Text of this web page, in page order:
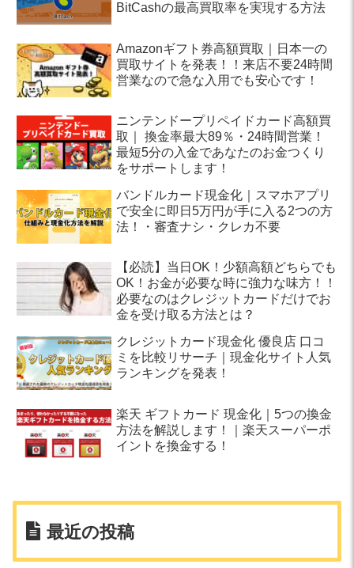
BitCashの最高買取率を実現する方法
Amazonギフト券高額買取｜日本一の
買取サイトを発表！！来店不要24時間
営業なので急な入用でも安心です！
ニンテンドープリペイドカード高額買
取｜ 換金率最大89％・24時間営業！
最短5分の入金であなたのお金つくり
をサポートします！
バンドルカード現金化｜スマホアプリ
で安全に即日5万円が手に入る2つの方
法！・審査ナシ・クレカ不要
【必読】当日OK！少額高額どちらでも
OK！お金が必要な時に強力な味方！！
必要なのはクレジットカードだけでお
金を受け取る方法とは？
クレジットカード現金化 優良店 口コ
ミを比較リサーチ｜現金化サイト人気
ランキングを発表！
楽天 ギフトカード 現金化｜5つの換金
方法を解説します！｜楽天スーパーポ
イントを換金する！
最近の投稿